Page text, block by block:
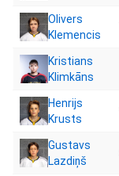
Olivers
Klemencis
Kristians
Klimkāns
Henrijs
Krusts
Gustavs
Lazdiņš